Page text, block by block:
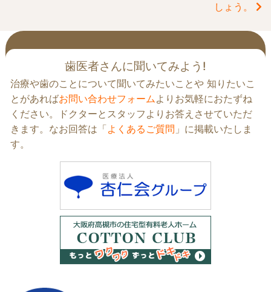
の
記
へ
の
リ
ン
ク
しょう。
歯医者さんに聞いてみよう!
治療や歯のことについて聞いてみたいことや 知りたいこ
とがあればお問い合わせフォームよりお気軽におたずね
ください。ドクターとスタッフよりお答えさせていただ
きます。なお回答は「よくあるご質問 」に掲載いたしま
す。